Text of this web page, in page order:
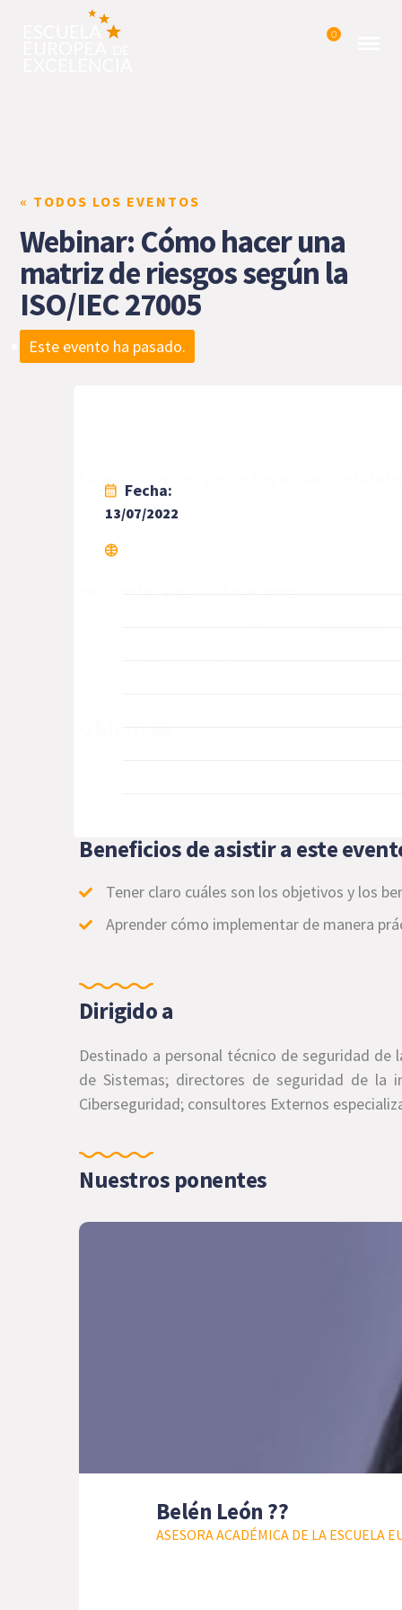
0
« TODOS LOS EVENTOS
Webinar: Cómo hacer una
matriz de riesgos según la
ISO/IEC 27005
Este evento ha pasado.
Fecha:
13/07/2022
La matriz de riesgos de Seguridad de la
Además, se encarga de identificar los
expuestos sus trabajadores y trabajadoras.
Beneficios de asistir a este
Tener claro cuáles son los objetivos y los
Aprender cómo implementar de manera
Dirigido a
Destinado a personal técnico de seguridad de
de Sistemas; directores de seguridad de la
Ciberseguridad; consultores Externos
Nuestros ponentes
Belén León ??
ASESORA ACADÉMICA DE LA ESCUELA